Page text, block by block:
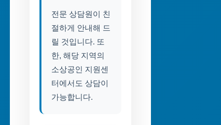
전문 상담원이 친
절하게 안내해 드
릴 것입니다. 또
한, 해당 지역의
소상공인 지원센
터에서도 상담이
가능합니다.